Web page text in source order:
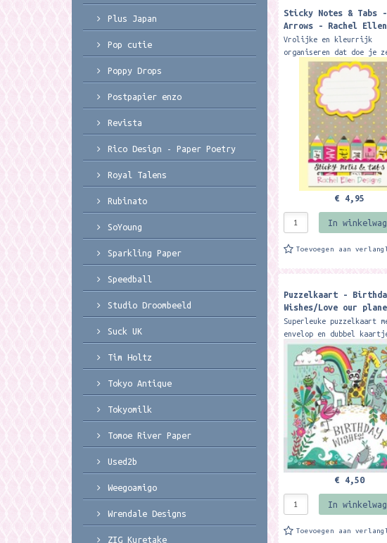
Sticky Notes & Tabs -
Arrows - Rachel Ellen
Designs
Vrolijke en kleurrijk
organiseren dat doe je
met deze sticky notes en
tabs van Rachel Ellen
1 grote sticky note en 6
kleine...
€ 4,95
In
Toevoegen aan
Puzzelkaart -
Wishes/Love our
76 Rachel Ellen
Superleuke puzzelkaart
envelop en dubbel
tekst. Zo heb je een
kaart en cadeautje in
Formaat: 16,5 x 16,5...
€ 4,50
In
Toevoegen aan
Plus Japan
Pop cutie
Poppy Drops
Postpapier enzo
Revista
Rico Design - Paper Poetry
Royal Talens
Rubinato
SoYoung
Sparkling Paper
Speedball
Studio Droombeeld
Suck UK
Tim Holtz
Tokyo Antique
Tokyomilk
Tomoe River Paper
Used2b
Weegoamigo
Wrendale Designs
ZIG Kuretake